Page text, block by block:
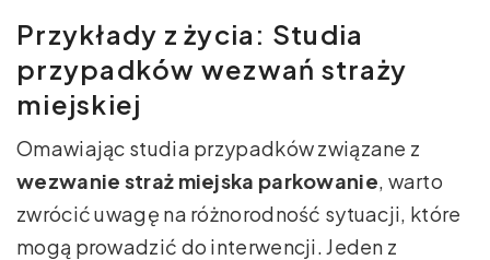
Przykłady z życia: Studia
przypadków wezwań straży
miejskiej
Omawiając studia przypadków związane z
wezwanie straż miejska parkowanie, warto
zwrócić uwagę na różnorodność sytuacji, które
mogą prowadzić do interwencji. Jeden z